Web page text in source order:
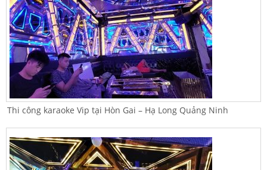
Thi công karaoke Vip tại Hòn Gai – Hạ Long Quảng Ninh